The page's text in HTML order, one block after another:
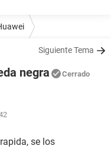
Siguiente Tema
negra Cerrado
se los